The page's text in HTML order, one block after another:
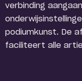
verbinding
podiumkunst. De
faciliteert alle